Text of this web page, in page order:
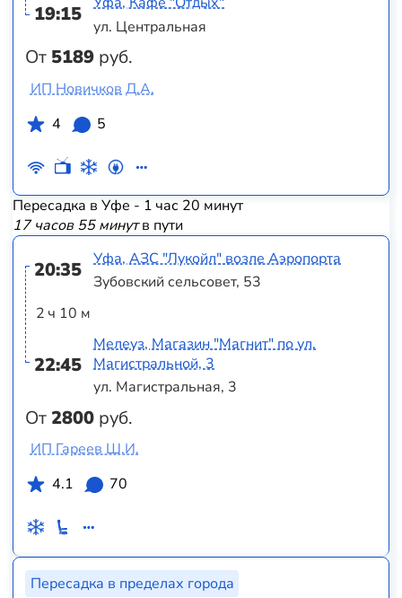
19:15
От 5189 руб.
ул. Центральная
ИП Новичков Д.А.
4
5
Пересадка в Уфе - 1 час 20 минут
17 часов 55 минутв пути
20:35
2 ч 10 м
22:45
От2800 руб.
Уфа, АЗС "Лукойл" возле Аэропорта
Зубовский сельсовет, 53
Мелеуз, Магазин "Магнит" по ул.
Магистральной, 3
ул. Магистральная, 3
ИП Гареев Ш.И.
4.1
70
Пересадка в пределах города